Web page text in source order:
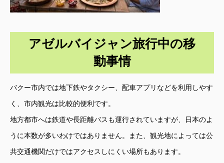
アゼルバイジャン旅行中の移
動事情
バクー市内では地下鉄やタクシー、配車アプリなどを利用しやす
く、市内観光は比較的便利です。
地方都市へは鉄道や長距離バスも運行されていますが、日本のよ
うに本数が多いわけではありません。また、観光地によっては公
共交通機関だけではアクセスしにくい場所もあります。